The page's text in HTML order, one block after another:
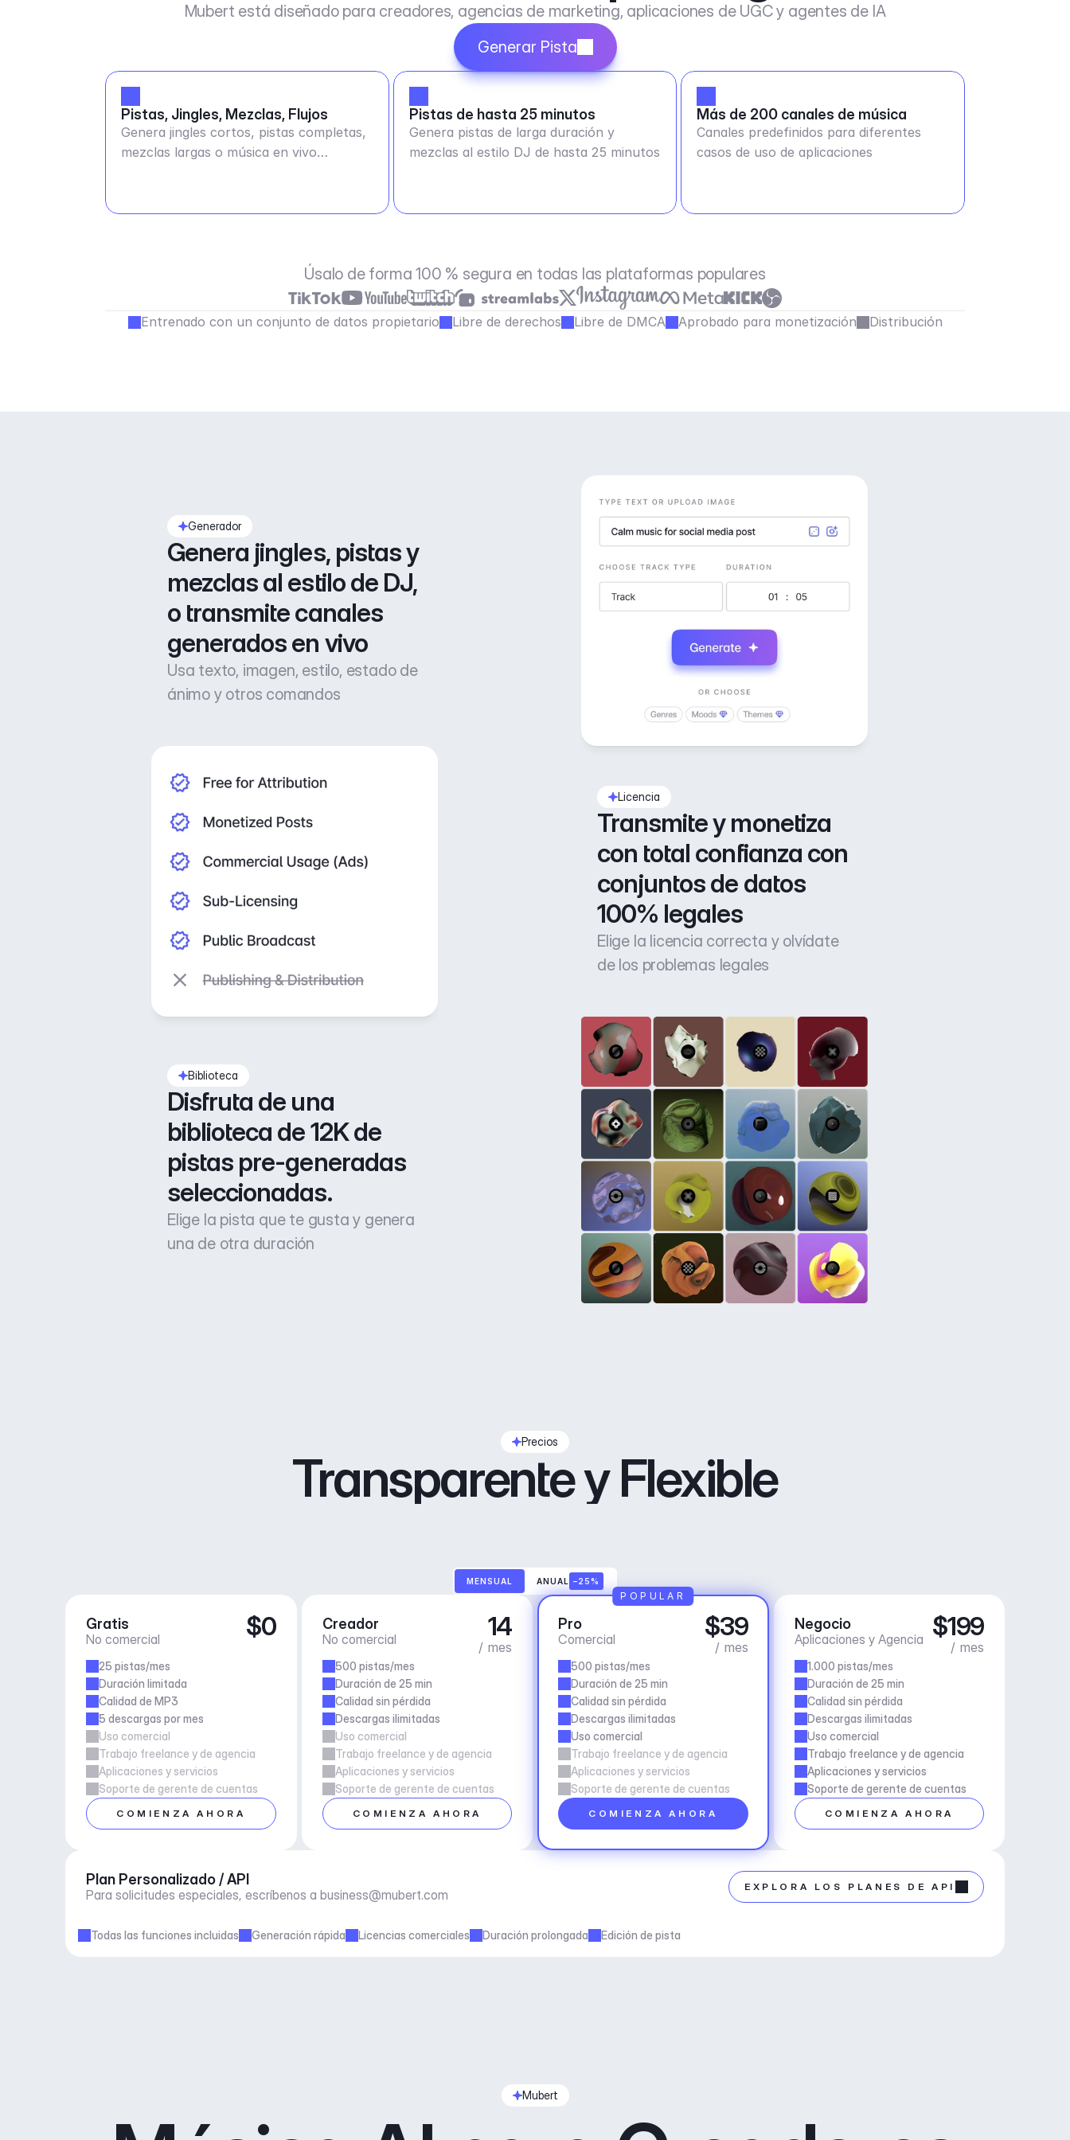
Mubert está diseñado para creadores, agencias de marketing, aplicaciones de UGC y agentes de IA
Generar Pista
Pistas, Jingles, Mezclas, Flujos
Genera jingles cortos, pistas completas,
mezclas largas o música en vivo
Pistas de hasta 25 minutos
Genera pistas de larga duración y
mezclas al estilo DJ de hasta 25 minutos
Más de 200 canales de música
Canales predefinidos para diferentes
casos de uso de aplicaciones
Úsalo de forma 100 % segura en todas las plataformas populares
Entrenado con un conjunto de datos propietario Libre de derechos Libre de DMCA Aprobado para monetización Distribución
Generador
Genera jingles, pistas y
mezclas al estilo de DJ,
o transmite canales
generados en vivo
Usa texto, imagen, estilo, estado de
ánimo y otros comandos
Licencia
Transmite y monetiza
con total confianza con
conjuntos de datos
100% legales
Elige la licencia correcta y olvídate
de los problemas legales
Biblioteca
Disfruta de una
biblioteca de 12K de
pistas pre-generadas
seleccionadas.
Elige la pista que te gusta y genera
una de otra duración
Precios
Transparente y Flexible
MENSUAL ANUAL –25%
Gratis
No comercial $0
25 pistas/mes
Duración limitada
Calidad de MP3
5 descargas por mes
Uso comercial
Trabajo freelance y de agencia
Aplicaciones y servicios
Soporte de gerente de cuentas
COMIENZA AHORA
Creador
No comercial 14
/ mes
500 pistas/mes
Duración de 25 min
Calidad sin pérdida
Descargas ilimitadas
Uso comercial
Trabajo freelance y de agencia
Aplicaciones y servicios
Soporte de gerente de cuentas
COMIENZA AHORA
Pro
Comercial $39
/ mes
500 pistas/mes
Duración de 25 min
Calidad sin pérdida
Descargas ilimitadas
Uso comercial
Trabajo freelance y de agencia
Aplicaciones y servicios
Soporte de gerente de cuentas
COMIENZA AHORA
POPULAR
Negocio
Aplicaciones y Agencia $199
/ mes
1.000 pistas/mes
Duración de 25 min
Calidad sin pérdida
Descargas ilimitadas
Uso comercial
Trabajo freelance y de agencia
Aplicaciones y servicios
Soporte de gerente de cuentas
COMIENZA AHORA
Plan Personalizado / API
Para solicitudes especiales, escríbenos a business@mubert.com
EXPLORA LOS PLANES DE API
Todas las funciones incluidas Generación rápida Licencias comerciales Duración prolongada Edición de pista
Mubert